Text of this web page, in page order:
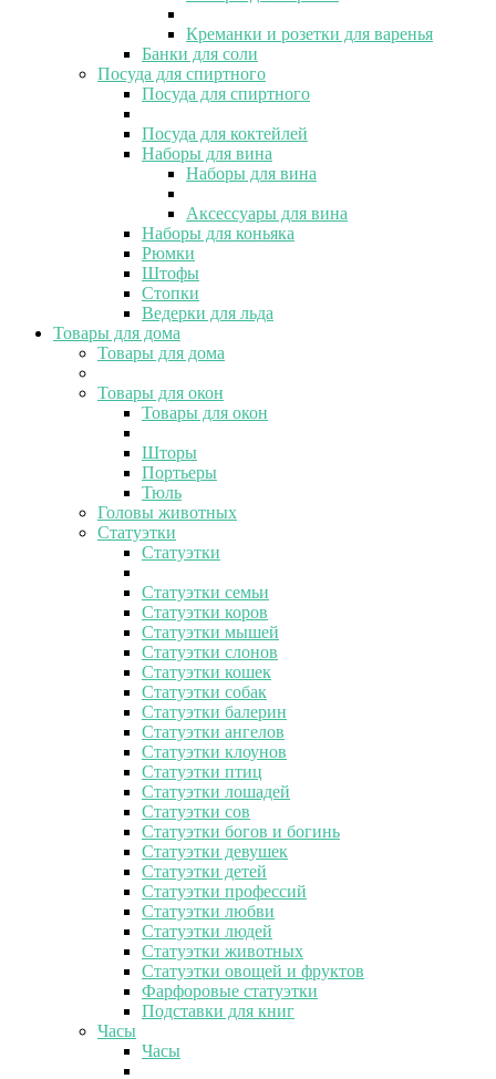
Креманки и розетки для варенья
Банки для соли
Посуда для спиртного
Посуда для спиртного
Посуда для коктейлей
Наборы для вина
Наборы для вина
Аксессуары для вина
Наборы для коньяка
Рюмки
Штофы
Стопки
Ведерки для льда
Товары для дома
Товары для дома
Товары для окон
Товары для окон
Шторы
Портьеры
Тюль
Головы животных
Статуэтки
Статуэтки
Статуэтки семьи
Статуэтки коров
Статуэтки мышей
Статуэтки слонов
Статуэтки кошек
Статуэтки собак
Статуэтки балерин
Статуэтки ангелов
Статуэтки клоунов
Статуэтки птиц
Статуэтки лошадей
Статуэтки сов
Статуэтки богов и богинь
Статуэтки девушек
Статуэтки детей
Статуэтки профессий
Статуэтки любви
Статуэтки людей
Статуэтки животных
Статуэтки овощей и фруктов
Фарфоровые статуэтки
Подставки для книг
Часы
Часы